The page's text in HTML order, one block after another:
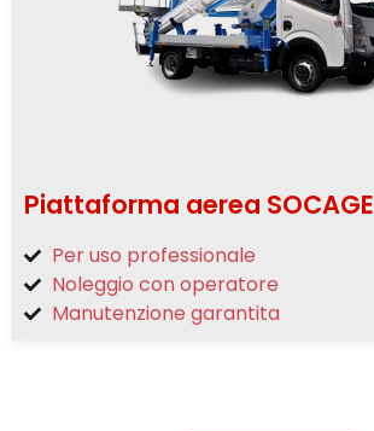
Piattaforma aerea SOCAGE
Per uso professionale
Noleggio con operatore
Manutenzione garantita